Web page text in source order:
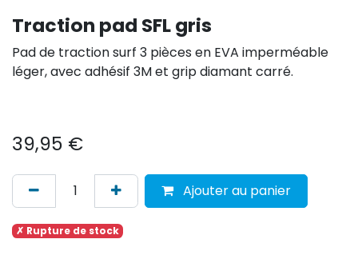
Traction pad SFL gris
Pad de traction surf 3 pièces en EVA imperméable
léger, avec adhésif 3M et grip diamant carré.
39,95 €
Ajouter au panier
✗ Rupture de stock